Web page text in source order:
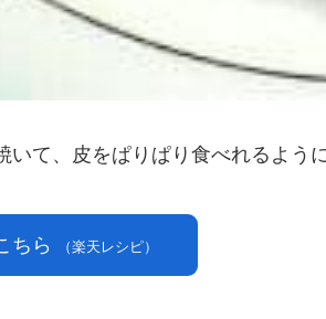
いて、皮をぱりぱり食べれるよう
ちら （楽天レシピ）